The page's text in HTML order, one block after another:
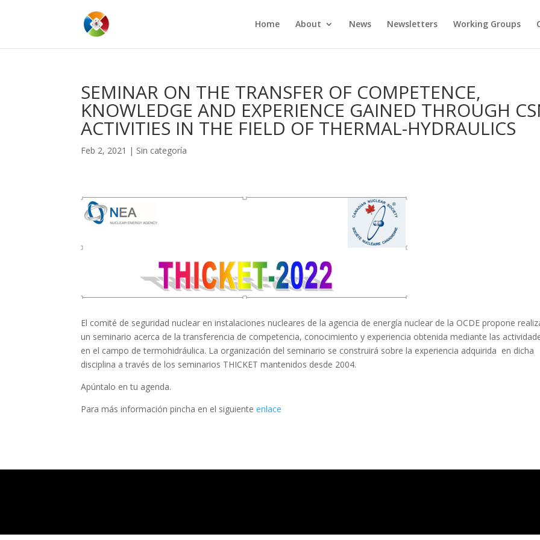
Home About News Newsletters Working Groups
SEMINAR ON THE TRANSFER OF COMPETENCE,
KNOWLEDGE AND EXPERIENCE GAINED THROUGH
ACTIVITIES IN THE FIELD OF THERMAL-HYDRAULICS
Feb 2, 2021 | Sin categoría
El comité de seguridad nuclear en instalaciones nucleares de la agencia de energía nuclear de la OCDE propone
un seminario acerca de la transferencia de competencia, conocimiento y experiencia obtenida mediante las
en el campo de termohidráulica. La organización del seminario se construirá sobre la experiencia adquirida en dicha
disciplina a través de los seminarios THICKET mantenidos desde 2004.
Apúntalo en tu agenda.
Para más información pincha en el siguienteenlace